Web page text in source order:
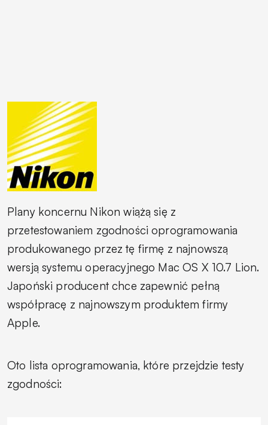
Plany koncernu Nikon wiążą się z
przetestowaniem zgodności oprogramowania
produkowanego przez tę firmę z najnowszą
wersją systemu operacyjnego Mac OS X 10.7 Lion.
Japoński producent chce zapewnić pełną
współpracę z najnowszym produktem firmy
Apple.
Oto lista oprogramowania, które przejdzie testy
zgodności: